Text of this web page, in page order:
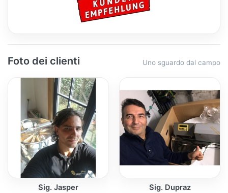
Foto dei clienti Uno sguardo dal campo
Sig. Jasper Sig. Dupraz